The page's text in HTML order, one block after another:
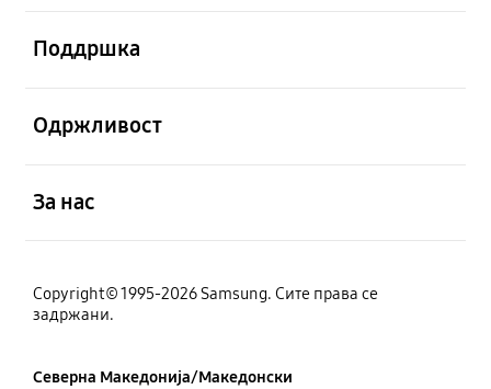
Поддршка
Одржливост
За нас
Copyright© 1995-2026 Samsung. Сите права се
задржани.
Северна Македонија/Македонски